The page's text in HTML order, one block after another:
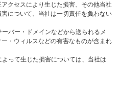
クセスにより生じた損害、その他当社
について、当社は一切責任を負わない
バー・ドメインなどから送られるメ
・ウィルスなどの有害なものが含まれ
って生じた損害については、当社は